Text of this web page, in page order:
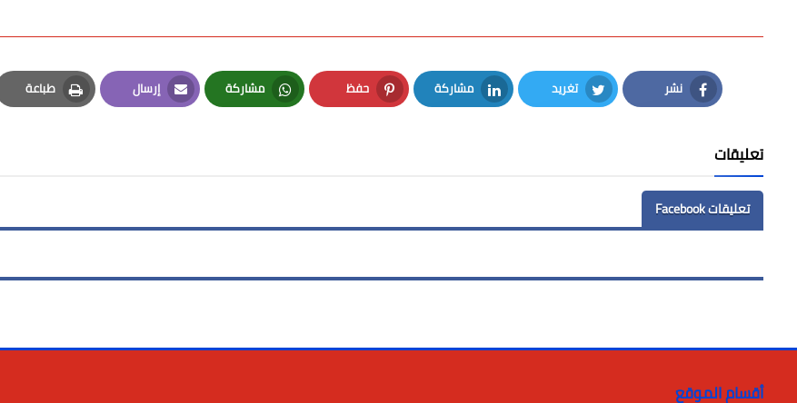
نشر
Facebook
تغريد
Twitter
مشاركة
LinkedIn
حفظ
Pinterest
مشاركة
Whatsapp
إرسال
Email
طباعة
Print
تعليقات
تعليقات Facebook
أقسام الموقع